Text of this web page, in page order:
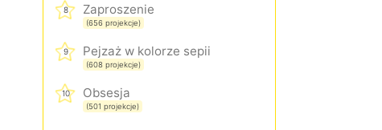
8 Zaproszenie
(656 projekcje)
9 Pejzaż w kolorze sepii
(608 projekcje)
10 Obsesja
(501 projekcje)